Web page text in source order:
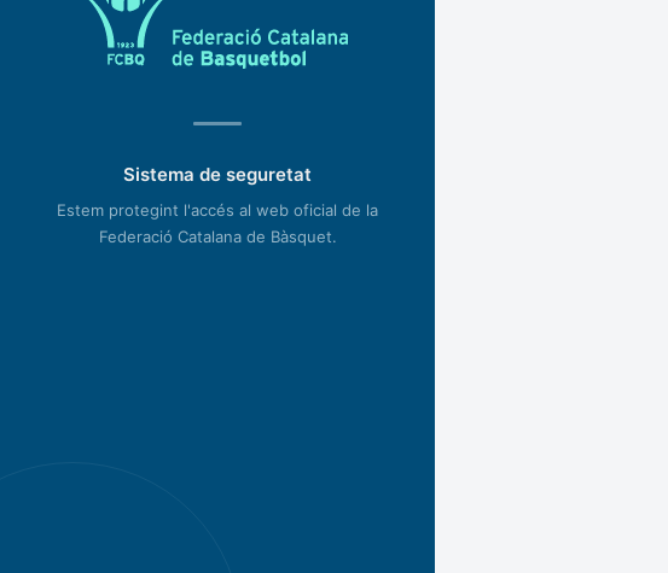
Sistema de seguretat
Estem protegint l'accés al web oficial de la
Federació Catalana de Bàsquet.